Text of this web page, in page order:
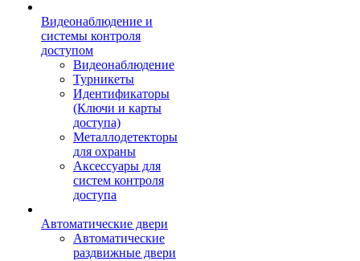
Видеонаблюдение и
системы контроля
доступом
Видеонаблюдение
Турникеты
Идентификаторы
(Ключи и карты
доступа)
Металлодетекторы
для охраны
Аксессуары для
систем контроля
доступа
Автоматические двери
Автоматические
раздвижные двери